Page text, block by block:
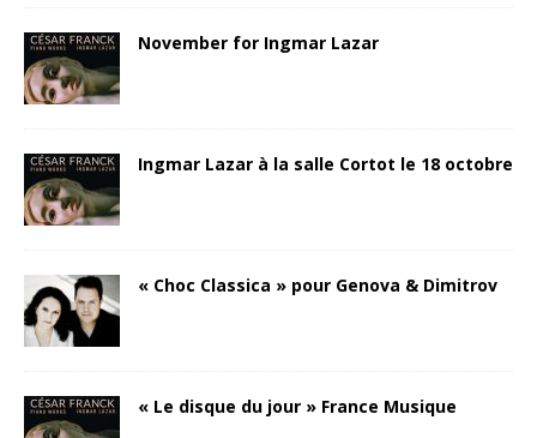
November for Ingmar Lazar
Ingmar Lazar à la salle Cortot le 18 octobre
« Choc Classica » pour Genova & Dimitrov
« Le disque du jour » France Musique